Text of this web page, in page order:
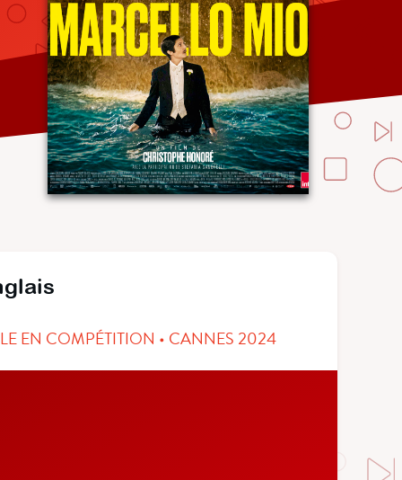
EN COMPÉTITION • CANNES 2024